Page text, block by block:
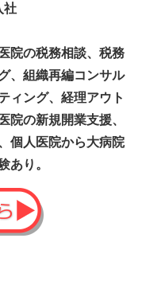
社
院の税務相談、税務
、組織再編コンサル
ィング、経理アウト
院の新規開業支援、
個人医院から大病院
あり。